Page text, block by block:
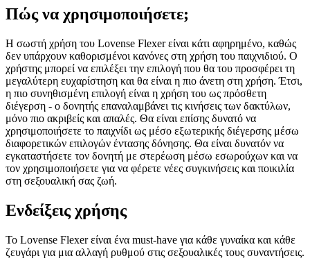
Πώς να χρησιμοποιήσετε;
Η σωστή χρήση του Lovense Flexer είναι κάτι αφηρημένο, καθώς
δεν υπάρχουν καθορισμένοι κανόνες στη χρήση του παιχνιδιού. Ο
χρήστης μπορεί να επιλέξει την επιλογή που θα του προσφέρει τη
μεγαλύτερη ευχαρίστηση και θα είναι η πιο άνετη στη χρήση. Έτσι,
η πιο συνηθισμένη επιλογή είναι η χρήση του ως πρόσθετη
διέγερση - ο δονητής επαναλαμβάνει τις κινήσεις των δακτύλων,
μόνο πιο ακριβείς και απαλές. Θα είναι επίσης δυνατό να
χρησιμοποιήσετε το παιχνίδι ως μέσο εξωτερικής διέγερσης μέσω
διαφορετικών επιλογών έντασης δόνησης. Θα είναι δυνατόν να
εγκαταστήσετε τον δονητή με στερέωση μέσω εσωρούχων και να
τον χρησιμοποιήσετε για να φέρετε νέες συγκινήσεις και ποικιλία
στη σεξουαλική σας ζωή.
Ενδείξεις χρήσης
Το Lovense Flexer είναι ένα must-have για κάθε γυναίκα και κάθε
ζευγάρι για μια αλλαγή ρυθμού στις σεξουαλικές τους συναντήσεις.